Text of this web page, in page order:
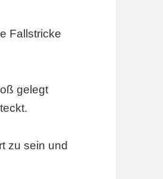
Fallstricke
gelegt
zu sein und